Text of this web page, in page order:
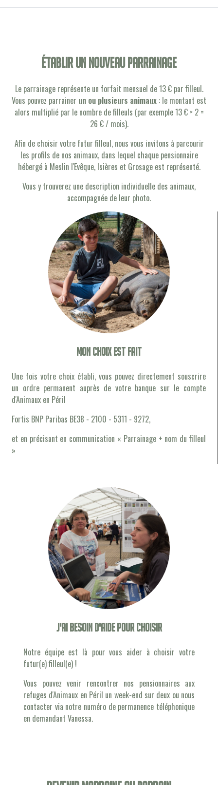
établir un nouveau parrainage
Le parrainage représente un forfait mensuel de 13 € par filleul.
Vous pouvez parrainer un ou plusieurs animaux : le montant est
alors multiplié par le nombre de filleuls (par exemple 13 € × 2 =
26 € / mois).
Afin de choisir votre futur filleul, nous vous invitons à parcourir
les profils de nos animaux, dans lequel chaque pensionnaire
hébergé à Meslin l'Evêque, Isières et Grosage est représenté.
Vous y trouverez une description individuelle des animaux,
accompagnée de leur photo.
Mon choix est fait
Une fois votre choix établi, vous pouvez directement souscrire
un ordre permanent auprès de votre banque sur le compte
d'Animaux en Péril
Fortis BNP Paribas BE38 - 2100 - 5311 - 9272,
et en précisant en communication « Parrainage + nom du filleul
»
J'ai besoin d'aide pour choisir
Notre équipe est là pour vous aider à choisir votre
futur(e) filleul(e) !
Vous pouvez venir rencontrer nos pensionnaires aux
refuges d'Animaux en Péril un week-end sur deux ou nous
contacter via notre numéro de permanence téléphonique
en demandant Vanessa.